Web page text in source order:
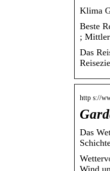
Klima
Beste
;
Das
http s://
Das